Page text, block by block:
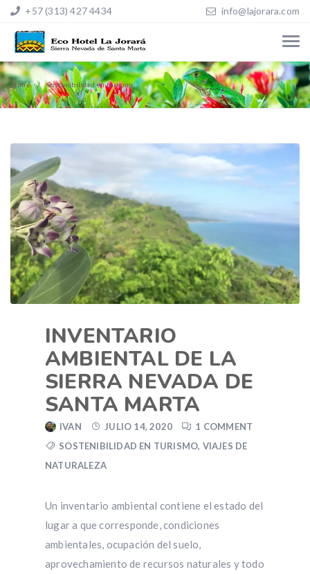
+57 (313) 427 4434 info@lajorara.com
Home Sostenibilidad en turismo
INVENTARIO
AMBIENTAL DE LA
SIERRA NEVADA DE
SANTA MARTA
IVAN JULIO 14, 2020
1 COMMENT
SOSTENIBILIDAD EN TURISMO, VIAJES DE
NATURALEZA
Un inventario ambiental contiene el estado del
lugar a que corresponde, condiciones
ambientales, ocupación del suelo,
aprovechamiento de recursos naturales y todo